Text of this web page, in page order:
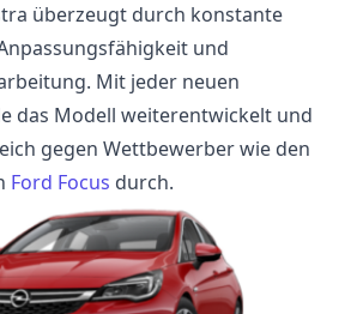
überzeugt durch konstante
und
Mit jeder neuen
das Modell weiterentwickelt und
gegen Wettbewerber wie den
Ford Focus durch.